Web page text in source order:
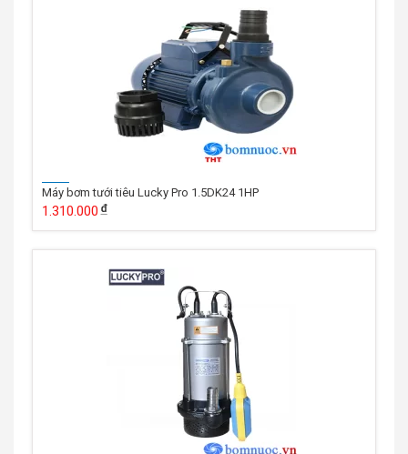
Máy bơm tưới tiêu Lucky Pro 1.5DK24 1HP
1.310.000